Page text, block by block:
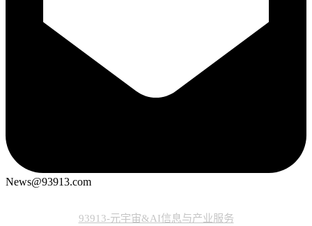
News@93913.com
93913-元宇宙&AI信息与产业服务